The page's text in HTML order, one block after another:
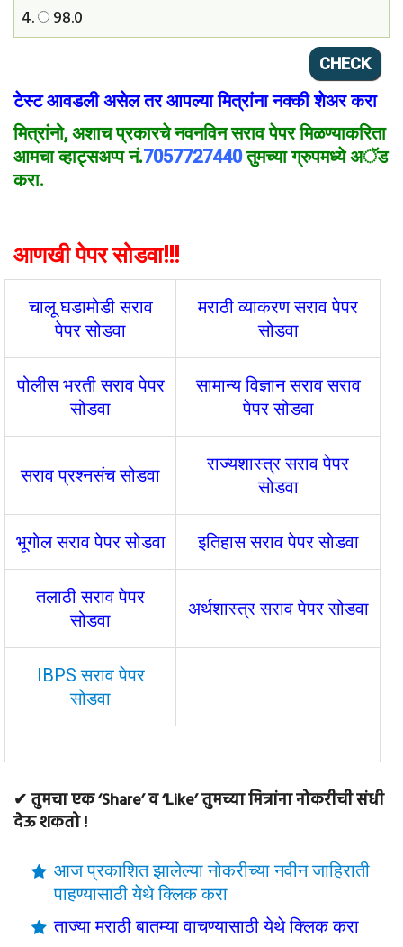
4.
98.0
टेस्ट आवडली असेल तर आपल्या मित्रांना नक्की शेअर करा
मित्रांनो, अशाच प्रकारचेनवनविन सराव पेपर मिळण्याकरिता
आमचा व्हाट्सअप्प नं.7057727440तुमच्या ग्रुपमध्ये अॅड
करा.
आणखी पेपर सोडवा!!!
चालू घडामोडी सराव
पेपर सोडवा
मराठी व्याकरण सराव पेपर
सोडवा
पोलीस भरती सराव पेपर
सोडवा
सामान्य विज्ञान सराव सराव
पेपर सोडवा
सराव प्रश्नसंच सोडवा
राज्यशास्त्र सराव पेपर
सोडवा
भूगोल सराव पेपर सोडवा इतिहास सराव पेपर सोडवा
तलाठी सराव पेपर
सोडवा
अर्थशास्त्र सराव पेपर सोडवा
IBPS सराव पेपर
सोडवा
✔ तुमचा एक ‘Share’ व ‘Like’ तुमच्या मित्रांना नोकरीची संधी
देऊ शकतो !
आज प्रकाशित झालेल्या नोकरीच्या नवीन जाहिराती
पाहण्यासाठी येथे क्लिक करा
ताज्या मराठी बातम्या वाचण्यासाठी येथे क्लिक करा